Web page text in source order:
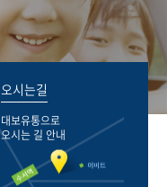
오시는길
대보유통으로
오시는 길 안내